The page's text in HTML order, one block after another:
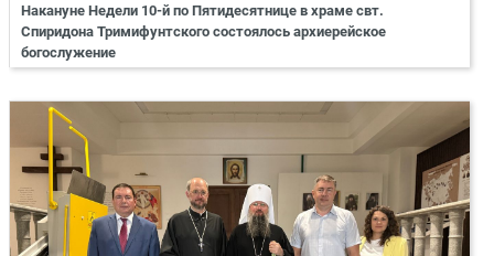
Накануне Недели 10-й по Пятидесятнице в храме свт.
Спиридона Тримифунтского состоялось архиерейское
богослужение